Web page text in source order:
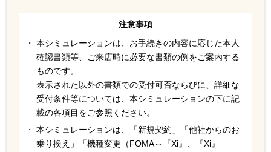
注意事項
本シミュレーションは、お手続きの内容に応じた本人
確認書類等、ご来店時に必要な書類の例をご案内する
ものです。
表示された以外の書類での受付可否ならびに、詳細な
受付条件等については、本シミュレーションの下に記
載の各項目をご参照ください。
本シミュレーションは、「新規契約」「他社からのお
乗り換え」「機種変更（FOMA⇔『Xi』、『Xi』